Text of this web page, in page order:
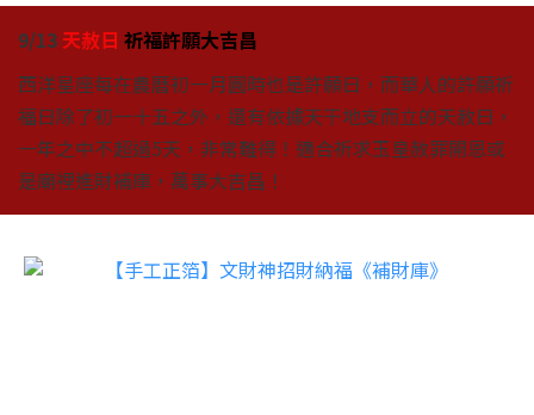
9/13 天赦日 祈福許願大吉昌
西洋星座每在農曆初一月圓時也是許願日，而華人的許願祈
福日除了初一十五之外，還有依據天干地支而立的天赦日，
一年之中不超過5天，非常難得！適合祈求玉皇赦罪開恩或
是廟裡進財補庫，萬事大吉昌！